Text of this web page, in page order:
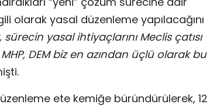
olarak yasal düzenleme yapılacağını
yasal ihtiyaçlarını Meclis çatısı
DEM biz en azından üçlü olarak bu
ete kemiğe büründürülerek, 12